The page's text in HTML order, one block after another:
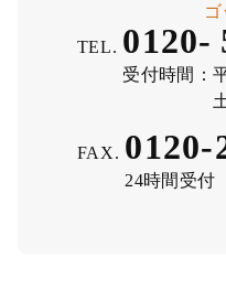
TEL. 0120-
受付時間：
FAX. 0120-
24時間受付